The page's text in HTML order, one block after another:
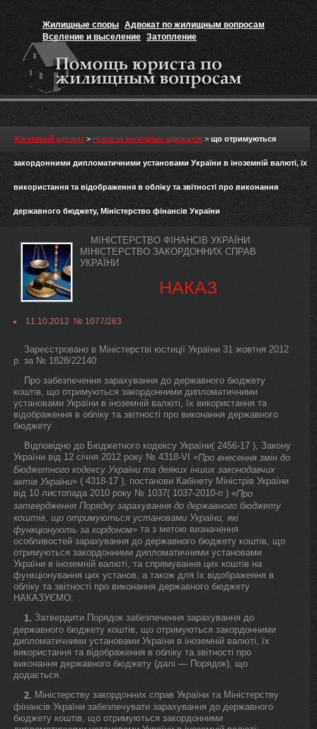
Жилищные споры Адвокат по жилищным вопросам
Вселение и выселение Затопление
Признание прав на жильё
Жилищный адвокат > Новости жилищных адвокатов > що отримуються
закордонними дипломатичними установами України в іноземній валюті, їх
використання та відображення в обліку та звітності про виконання
державного бюджету, Міністерство фінансів України
МІНІСТЕРСТВО ФІНАНСІВ УКРАЇНИ
МІНІСТЕРСТВО ЗАКОРДОННИХ СПРАВ
УКРАЇНИ
НАКАЗ
11.10.2012 № 1077/263
Зареєстровано в Міністерстві юстиції України 31 жовтня 2012
р. за № 1828/22140
Про забезпечення зарахування до державного бюджету
коштів, що отримуються закордонними дипломатичними
установами України в іноземній валюті, їх використання та
відображення в обліку та звітності про виконання державного
бюджету
Відповідно до Бюджетного кодексу України( 2456-17 ), Закону
України від 12 січня 2012 року № 4318-VI «Про внесення змін до
Бюджетного кодексу України та деяких інших законодавчих
актів України» ( 4318-17 ), постанови Кабінету Міністрів України
від 10 листопада 2010 року № 1037( 1037-2010-п ) «Про
затвердження Порядку зарахування до державного бюджету
коштів, що отримуються установами України, які
функціонують за кордоном» та з метою визначення
особливостей зарахування до державного бюджету коштів, що
отримуються закордонними дипломатичними установами
України в іноземній валюті, та спрямування цих коштів на
функціонування цих установ, а також для їх відображення в
обліку та звітності про виконання державного бюджету
НАКАЗУЄМО:
1. Затвердити Порядок забезпечення зарахування до
державного бюджету коштів, що отримуються закордонними
дипломатичними установами України в іноземній валюті, їх
використання та відображення в обліку та звітності про
виконання державного бюджету (далі — Порядок), що
додається.
2. Міністерству закордонних справ України та Міністерству
фінансів України забезпечувати зарахування до державного
бюджету коштів, що отримуються закордонними